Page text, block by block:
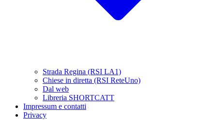
Strada Regina (RSI LA1)
Chiese in diretta (RSI ReteUno)
Dal web
Libreria SHORTCATT
Impressum e contatti
Privacy